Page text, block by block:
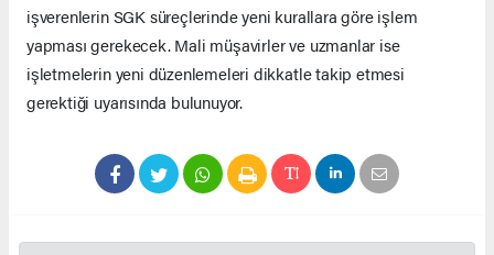
işverenlerin SGK süreçlerinde yeni kurallara göre işlem
yapması gerekecek. Mali müşavirler ve uzmanlar ise
işletmelerin yeni düzenlemeleri dikkatle takip etmesi
gerektiği uyarısında bulunuyor.